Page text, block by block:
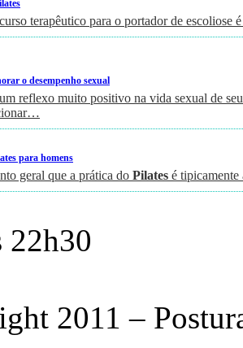
terapêutico para o portador de
o desempenho sexual
reflexo muito positivo na vida sexual de
para homens
geral que a prática do Pilates é
22h30
2011 –